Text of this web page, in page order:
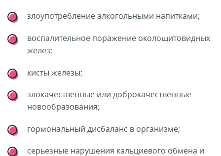
злоупотребление алкогольными напитками;
воспалительное поражение околощитовидных
желез;
кисты железы;
злокачественные или доброкачественные
новообразования;
гормональный дисбаланс в организме;
серьезные нарушения кальциевого обмена и